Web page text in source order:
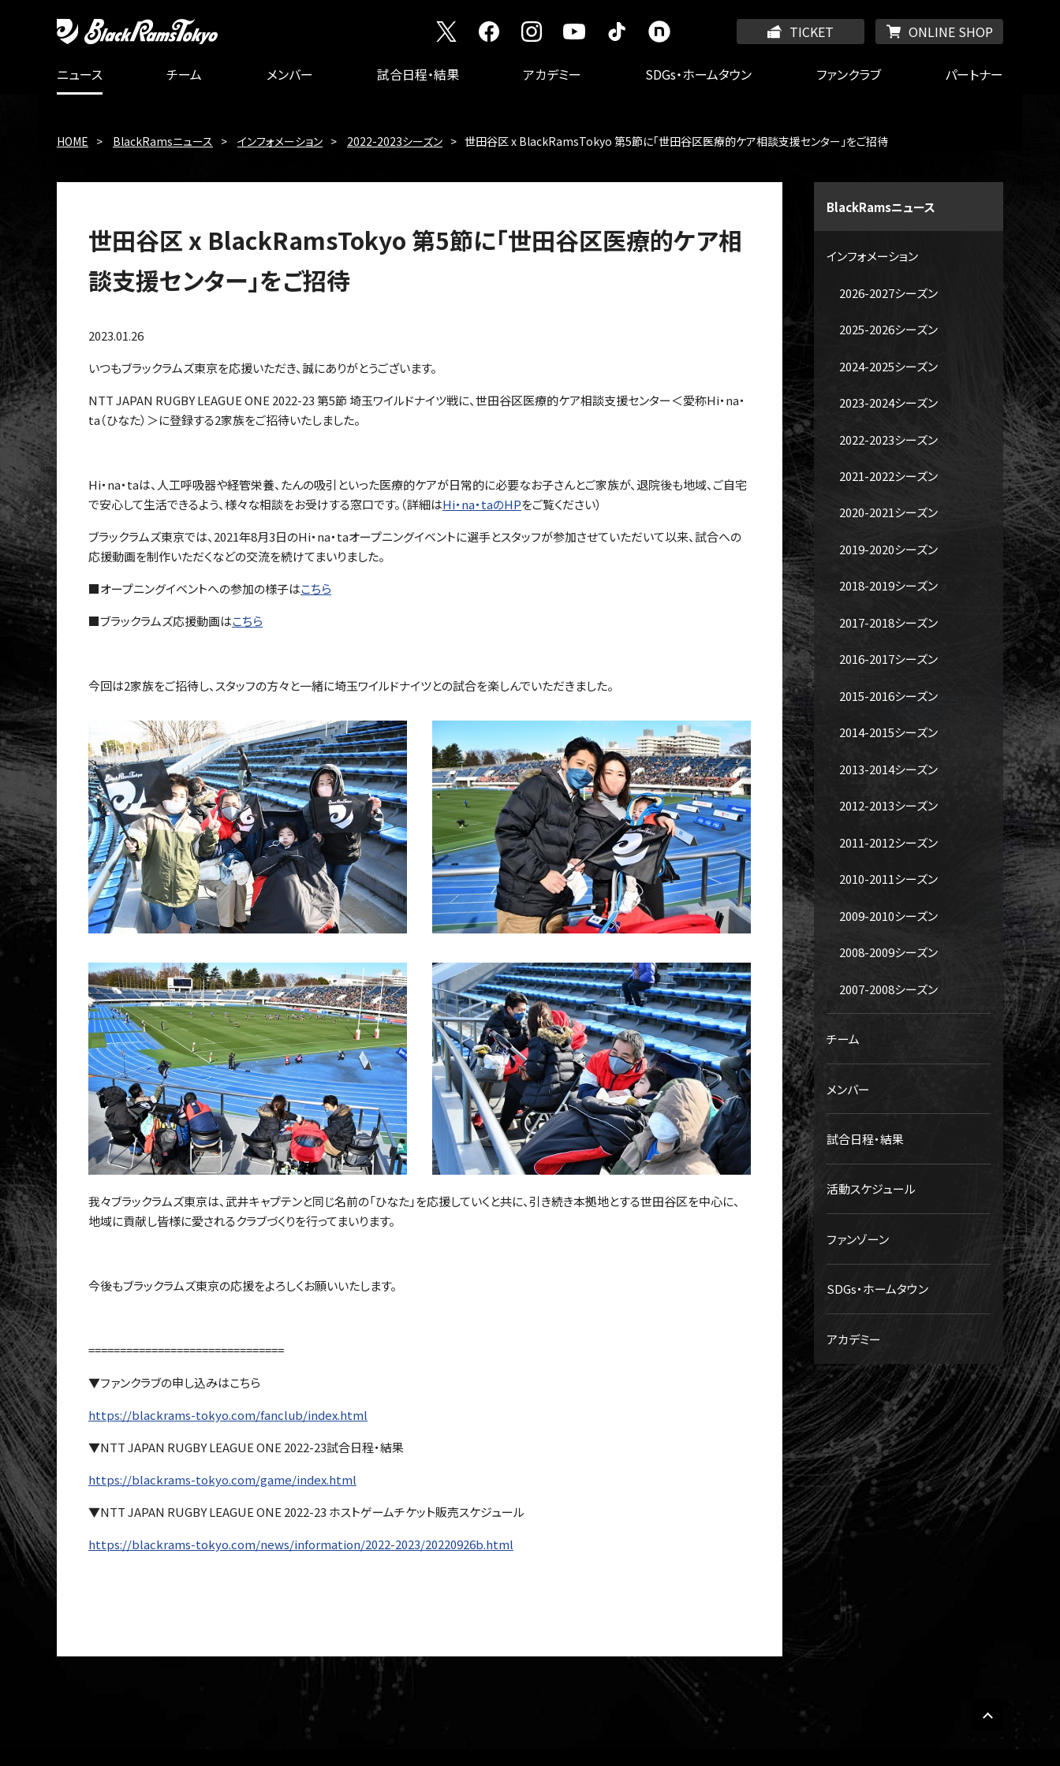
TICKET ONLINE SHOP
ニュース チーム メンバー 試合日程・結果 アカデミー SDGs・ホームタウン ファンクラブ パートナー
HOME BlackRamsニュース インフォメーション 2022-2023シーズン 世田谷区 x BlackRamsTokyo 第5節に「世田谷区医療的ケア相談支援センター」をご招待
世田谷区 x BlackRamsTokyo 第5節に「世田谷区医療的ケア相
談支援センター」をご招待
2023.01.26
いつもブラックラムズ東京を応援いただき、誠にありがとうございます。
NTT JAPAN RUGBY LEAGUE ONE 2022-23 第5節 埼玉ワイルドナイツ戦に、世田谷区医療的ケア相談支援センター＜愛称Hi・na・
ta（ひなた）＞に登録する2家族をご招待いたしました。
Hi・na・taは、人工呼吸器や経管栄養、たんの吸引といった医療的ケアが日常的に必要なお子さんとご家族が、退院後も地域、ご自宅
で安心して生活できるよう、様々な相談をお受けする窓口です。（詳細はHi・na・taのHPをご覧ください）
ブラックラムズ東京では、2021年8月3日のHi・na・taオープニングイベントに選手とスタッフが参加させていただいて以来、試合への
応援動画を制作いただくなどの交流を続けてまいりました。
■オープニングイベントへの参加の様子はこちら
■ブラックラムズ応援動画はこちら
今回は2家族をご招待し、スタッフの方々と一緒に埼玉ワイルドナイツとの試合を楽しんでいただきました。
我々ブラックラムズ東京は、武井キャプテンと同じ名前の「ひなた」を応援していくと共に、引き続き本拠地とする世田谷区を中心に、
地域に貢献し皆様に愛されるクラブづくりを行ってまいります。
今後もブラックラムズ東京の応援をよろしくお願いいたします。
===============================
▼ファンクラブの申し込みはこちら
https://blackrams-tokyo.com/fanclub/index.html
▼NTT JAPAN RUGBY LEAGUE ONE 2022-23試合日程・結果
https://blackrams-tokyo.com/game/index.html
▼NTT JAPAN RUGBY LEAGUE ONE 2022-23 ホストゲームチケット販売スケジュール
https://blackrams-tokyo.com/news/information/2022-2023/20220926b.html
BlackRamsニュース
インフォメーション
2026-2027シーズン
2025-2026シーズン
2024-2025シーズン
2023-2024シーズン
2022-2023シーズン
2021-2022シーズン
2020-2021シーズン
2019-2020シーズン
2018-2019シーズン
2017-2018シーズン
2016-2017シーズン
2015-2016シーズン
2014-2015シーズン
2013-2014シーズン
2012-2013シーズン
2011-2012シーズン
2010-2011シーズン
2009-2010シーズン
2008-2009シーズン
2007-2008シーズン
チーム
メンバー
試合日程・結果
活動スケジュール
ファンゾーン
SDGs・ホームタウン
アカデミー